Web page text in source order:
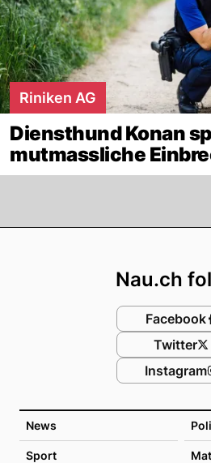
Riniken AG
Diensthund Konan
mutmassliche
News
Sport
Nau.ch
Facebook
Twitter
Instagram